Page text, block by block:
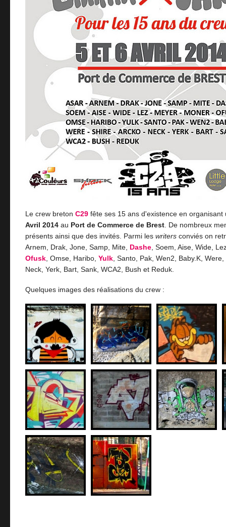
Le crew breton C29 fête ses 15 ans d'existence en
Avril 2014 au Port de Commerce de Brest. De nombreux
présents ainsi que des invités. Parmi les writers conviés on
Arnem, Drak, Jone, Samp, Mite, Dashe, Soem, Aise, Wide,
Ofusk, Omse, Haribo, Yulk, Santo, Pak, Wen2, Baby.K, Were,
Neck, Yerk, Bart, Sank, WCA2, Bush et Reduk.
Quelques images des réalisations du crew :